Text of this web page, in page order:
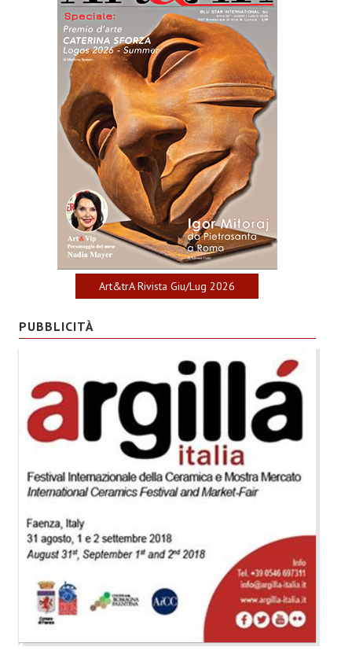
Art&trA Rivista Giu/Lug 2026
PUBBLICITÀ